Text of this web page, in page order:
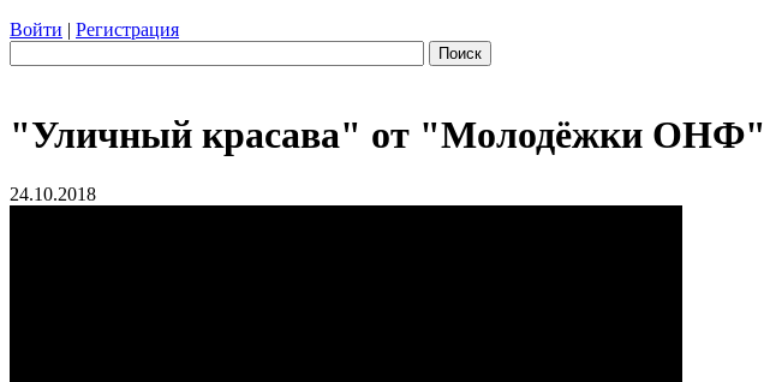
Войти | Регистрация
Поиск
"Уличный красава" от "Молодёжки ОНФ"
24.10.2018